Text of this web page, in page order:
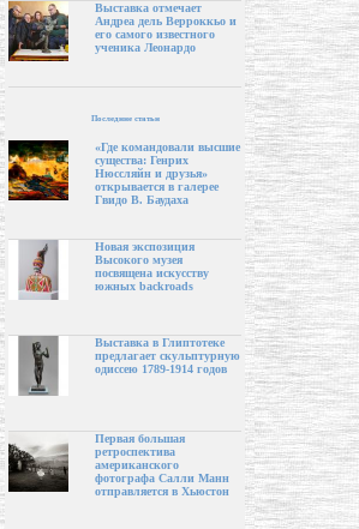
Выставка отмечает
Андреа дель Верроккьо и
его самого известного
ученика Леонардо
Последние статьи
«Где командовали высшие
существа: Генрих
Нюссляйн и друзья»
открывается в галерее
Гвидо В. Баудаха
Новая экспозиция
Высокого музея
посвящена искусству
южных backroads
Выставка в Глиптотеке
предлагает скульптурную
одиссею 1789-1914 годов
Первая большая
ретроспектива
американского
фотографа Салли Манн
отправляется в Хьюстон